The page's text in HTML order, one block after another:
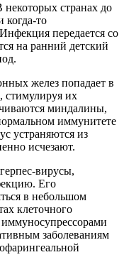
странах до
когда-то
передается со
на ранний детский
желез попадает в
стимулируя их
миндалины,
иммунитете
устраняются из
исчезают.
вирусы,
Его
в небольшом
клеточного
заболеваниям